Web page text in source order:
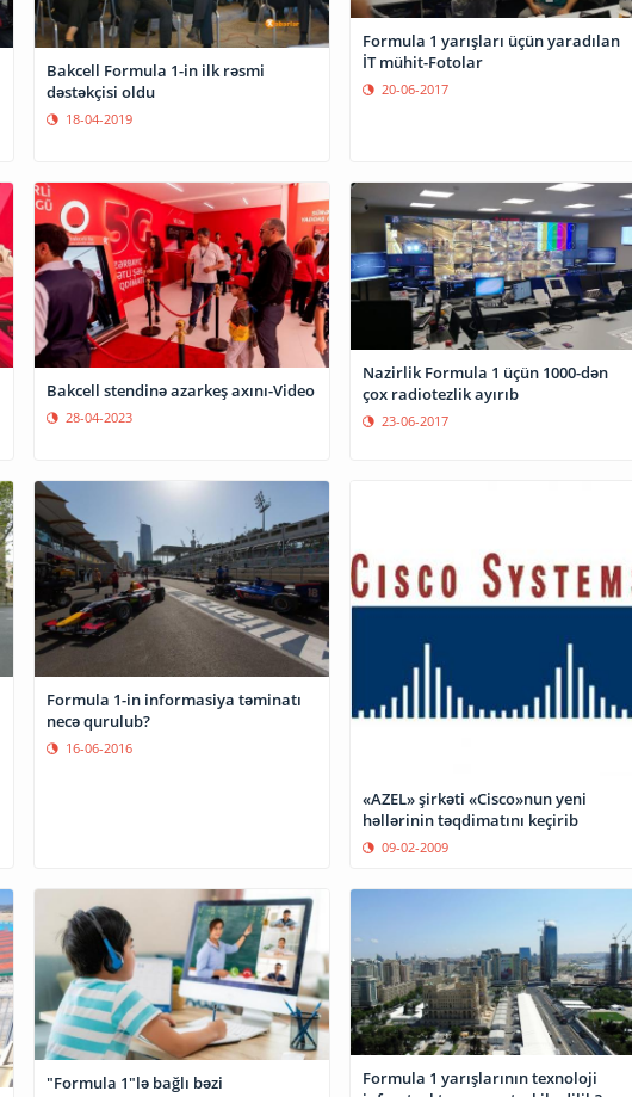
Bakcell Formula 1-in ilk rəsmi
dəstəkçisi oldu
18-04-2019
Formula 1 yarışları üçün yaradılan
İT mühit-Fotolar
20-06-2017
Bakcell stendinə azarkeş axını-Video
28-04-2023
Nazirlik Formula 1 üçün 1000-dən
çox radiotezlik ayırıb
23-06-2017
Formula 1-in informasiya təminatı
necə qurulub?
16-06-2016
«AZEL» şirkəti «Cisco»nun yeni
həllərinin təqdimatını keçirib
09-02-2009
"Formula 1"lə bağlı bəzi
Formula 1 yarışlarının texnoloji